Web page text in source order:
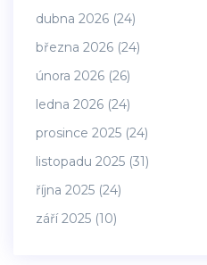
dubna 2026 (24)
března 2026 (24)
února 2026 (26)
ledna 2026 (24)
prosince 2025 (24)
listopadu 2025 (31)
října 2025 (24)
září 2025 (10)